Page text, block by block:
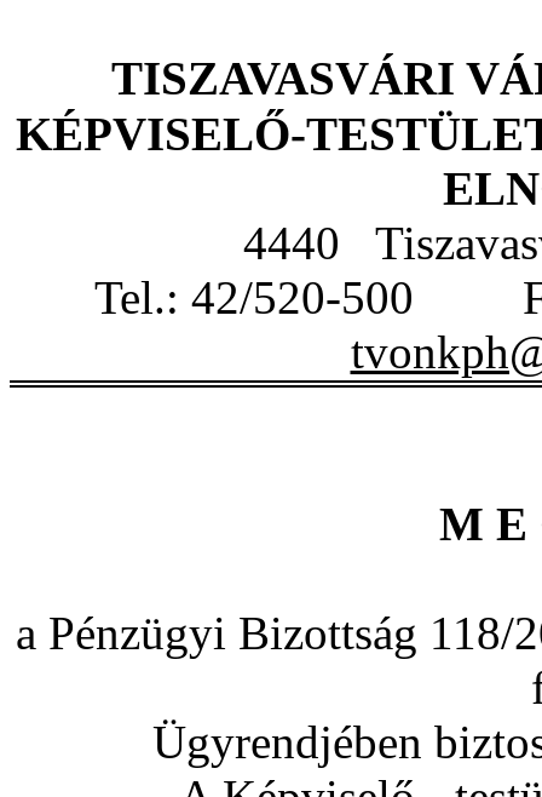
TISZAVASVÁRI
KÉPVISELŐ-
4440
Tel.: 42/520-500
M E
a Pénzügyi Bizottság 118/
Ügyrendjében